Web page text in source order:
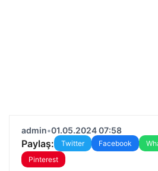
admin•01.05.2024 07:58
Paylaş: Twitter Facebook
Pinterest